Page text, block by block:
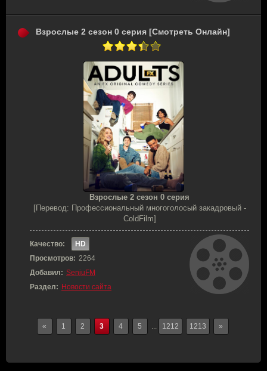
Взрослые 2 сезон 0 серия [Смотреть Онлайн]
Взрослые 2 сезон 0 серия
[Перевод: Профессиональный многоголосый закадровый -
ColdFilm]
Качество:
HD
Просмотров: 2264
Добавил: SenjuFM
Раздел: Новости сайта
« 1 2 3 4 5 ... 1212 1213 »